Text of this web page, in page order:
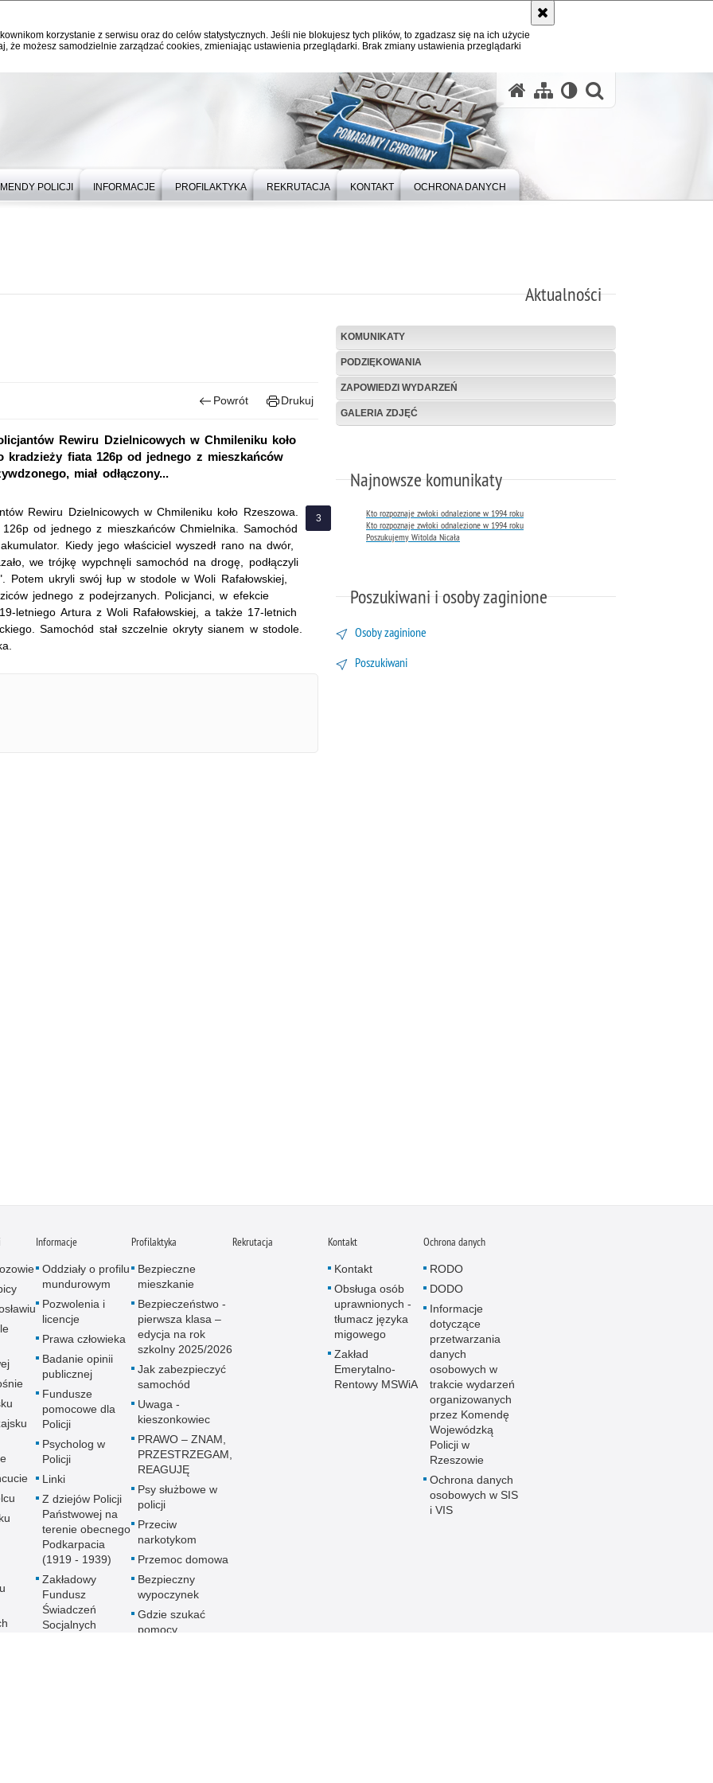
korzystanie z serwisu oraz do celów statystycznych. Jeśli nie blokujesz tych plików, to zgadzasz się na ich użycie
że możesz samodzielnie zarządzać cookies, zmieniając ustawienia przeglądarki. Brak zmiany ustawienia przeglądarki
POLICJI INFORMACJE PROFILAKTYKA REKRUTACJA KONTAKT OCHRONA DANYCH
Aktualności
Powrót Drukuj
Rewiru Dzielnicowych w Chmileniku koło
kradzieży fiata 126p od jednego z mieszkańców
miał odłączony...
Rewiru Dzielnicowych w Chmileniku koło Rzeszowa.
od jednego z mieszkańców Chmielnika. Samochód
Kiedy jego właściciel wyszedł rano na dwór,
we trójkę wypchnęli samochód na drogę, podłączyli
ukryli swój łup w stodole w Woli Rafałowskiej,
jednego z podejrzanych. Policjanci, w efekcie
letniego Artura z Woli Rafałowskiej, a także 17-letnich
Samochód stał szczelnie okryty sianem w stodole.
KOMUNIKATY
PODZIĘKOWANIA
ZAPOWIEDZI WYDARZEŃ
GALERIA ZDJĘĆ
Najnowsze komunikaty
Kto rozpoznaje zwłoki odnalezione w 1994 roku
Kto rozpoznaje zwłoki odnalezione w 1994 roku
Poszukujemy Witolda Nicała
Poszukiwani i osoby zaginione
Osoby zaginione
Poszukiwani
Informacje
Oddziały o profilu
mundurowym
Pozwolenia i
licencje
Prawa człowieka
Badanie opinii
publicznej
Fundusze
pomocowe dla
Policji
Psycholog w
Policji
Linki
Z dziejów Policji
Państwowej na
terenie obecnego
Podkarpacia
(1919 - 1939)
Zakładowy
Fundusz
Świadczeń
Socjalnych
Profilaktyka
Bezpieczne
mieszkanie
Bezpieczeństwo -
pierwsza klasa –
edycja na rok
szkolny 2025/2026
Jak zabezpieczyć
samochód
Uwaga -
kieszonkowiec
PRAWO – ZNAM,
PRZESTRZEGAM,
REAGUJĘ
Psy służbowe w
policji
Przeciw
narkotykom
Przemoc domowa
Bezpieczny
wypoczynek
Gdzie szukać
pomocy
Rekrutacja Kontakt
Kontakt
Obsługa osób
uprawnionych -
tłumacz języka
migowego
Zakład
Emerytalno-
Rentowy MSWiA
Ochrona danych
RODO
DODO
Informacje
dotyczące
przetwarzania
danych
osobowych w
trakcie wydarzeń
organizowanych
przez Komendę
Wojewódzką
Policji w
Rzeszowie
Ochrona danych
osobowych w SIS
i VIS